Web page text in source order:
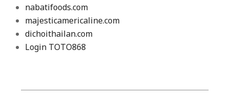
nabatifoods.com
majesticamericaline.com
dichoithailan.com
Login TOTO868